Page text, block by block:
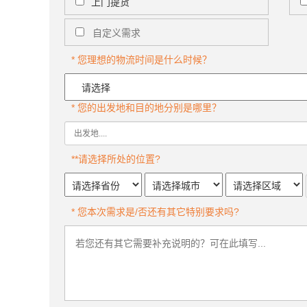
* 您理想的物流时间是什么时候？
* 您的出发地和目的地分别是哪里？
**请选择所处的位置?
* 您本次需求是/否还有其它特别要求吗?